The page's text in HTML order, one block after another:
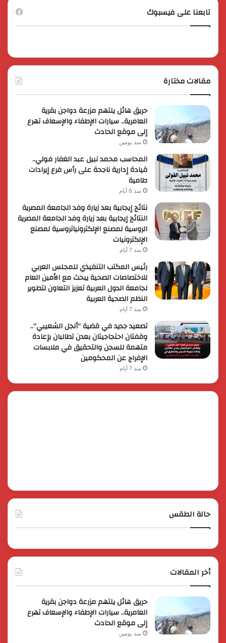
تابعنا على فيسبوك
مقالات مختارة
حريق هائل يلتهم مزرعة دواجن بقرية
العامرية.. سيارات الإطفاء والإسعاف تهرع
إلى موقع الحادث
منذ يومين
المحاسب محمد نبيل عبد الغفار فولي..
قيادة إدارية ناجحة على رأس فرع إيرادات
طامية
منذ 6 أيام
نتائج إيجابية بعد زيارة وفد الجامعة المصرية
النتائج إيجابية بعد زيارة وفد الجامعة المصرية
الروسية لمصنع الإلكترونياتروسية لمصنع
الإلكترونيات
منذ 7 أيام
رئيس المكتب التنفيذي للمجلس العربي
للاختصاصات الصحية يبحث مع الأمين العام
لجامعة الدول العربية تعزيز التعاون لتطوير
النظم الصحية العربية
منذ 7 أيام
تصعيد جديد في قضية “أنجل الشعيبي”..
وقفتان احتجاجيتان بعدن تطالبان بإعادة
متهمة للسجن والتحقيق في ملابسات
الإفراج عن المحكومين
منذ 7 أيام
حالة الطقس
أخر المقالات
حريق هائل يلتهم مزرعة دواجن بقرية
العامرية.. سيارات الإطفاء والإسعاف تهرع
إلى موقع الحادث
منذ يومين